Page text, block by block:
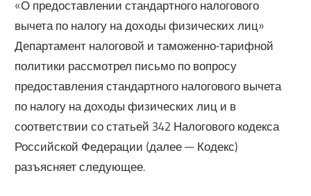
«О предоставлении стандартного налогового
вычета по налогу на доходы физических лиц»
Департамент налоговой и таможенно-тарифной
политики рассмотрел письмо по вопросу
предоставления стандартного налогового вычета
по налогу на доходы физических лиц и в
соответствии со статьей 342 Налогового кодекса
Российской Федерации (далее — Кодекс)
разъясняет следующее.